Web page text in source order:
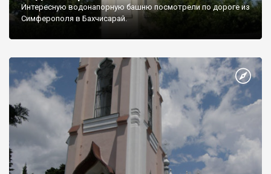
Интересную водонапорную башню посмотрели по дороге из
Симферополя в Бахчисарай.